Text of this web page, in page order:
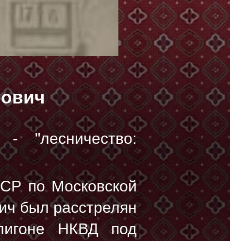
"лесничество:
по Московской
был расстрелян
НКВД под